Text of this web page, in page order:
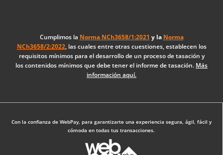
o
o
k
d
i
n
g
r
a
Cumplimos la Norma NCh3658/1:2021 y la Norma
NCh3658/2:2022, las cuales entre otras cuestiones, establecen los
requisitos mínimos para el desarrollo de un proceso de tasación y
los contenidos mínimos que debe tener el informe de tasación. Más
información aquí.
Con la confianza de WebPay, para garantizarte una experiencia segura, ágil, fácil y
cómoda en todas tus transacciones.